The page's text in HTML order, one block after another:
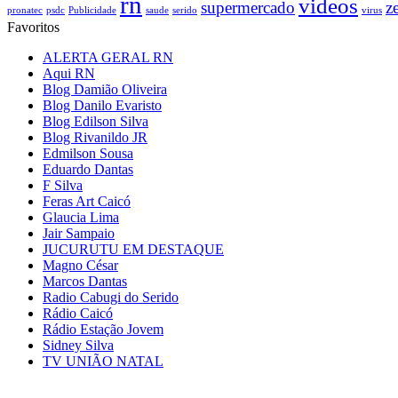
pronatec psdc Publicidade saude serido supermercado videos virus
Favoritos
ALERTA GERAL RN
Aqui RN
Blog Damião Oliveira
Blog Danilo Evaristo
Blog Edilson Silva
Blog Rivanildo JR
Edmilson Sousa
Eduardo Dantas
F Silva
Feras Art Caicó
Glaucia Lima
Jair Sampaio
JUCURUTU EM DESTAQUE
Magno César
Marcos Dantas
Radio Cabugi do Serido
Rádio Caicó
Rádio Estação Jovem
Sidney Silva
TV UNIÃO NATAL